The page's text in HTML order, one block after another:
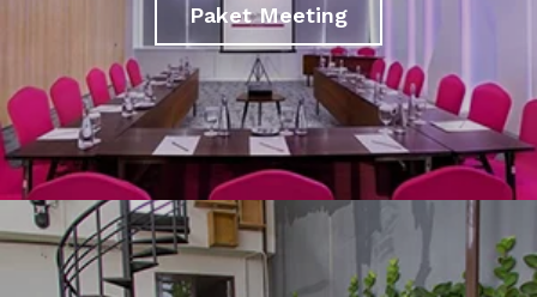
Paket Meeting